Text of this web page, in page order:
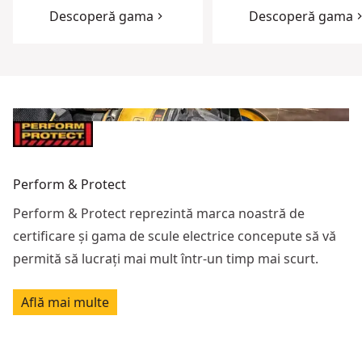
Descoperă gama Descoperă gama
Perform & Protect
Perform & Protect reprezintă marca noastră de
certificare și gama de scule electrice concepute să vă
permită să lucrați mai mult într-un timp mai scurt.
Află mai multe